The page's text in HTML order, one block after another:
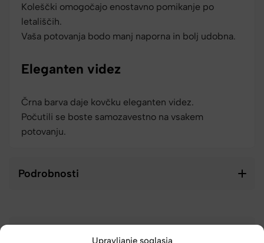
Upravljanje soglasja
Koleščki omogočajo enostavno pomikanje po
letališčih.
Vaša potovanja bodo manj naporna in bolj udobna.
Eleganten videz
Črna barva daje kovčku eleganten videz.
Počutili se boste samozavestno na vsakem
potovanju.
Podrobnosti